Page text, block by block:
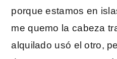
porque estamos en
me quemo la cabeza
alquilado usó el otro,